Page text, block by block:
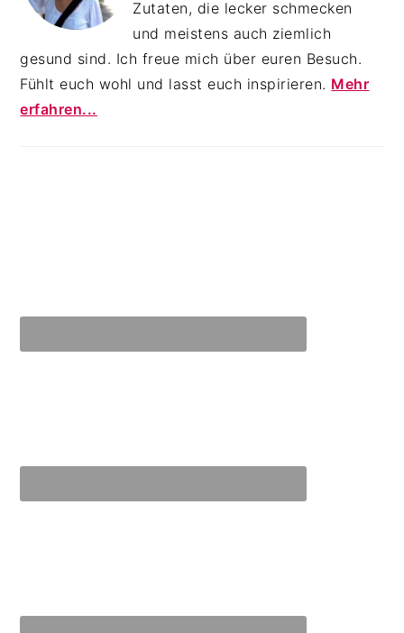
Zutaten, die lecker schmecken
und meistens auch ziemlich
gesund sind. Ich freue mich über euren Besuch.
Fühlt euch wohl und lasst euch inspirieren. Mehr
erfahren...